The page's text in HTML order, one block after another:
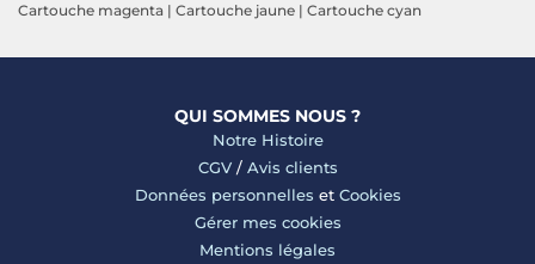
Cartouche magenta | Cartouche jaune | Cartouche cyan
QUI SOMMES NOUS ?
Notre Histoire
CGV/ Avis clients
Données personnelles et Cookies
Gérer mes cookies
Mentions légales